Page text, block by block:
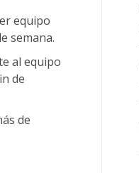
equipo
semana.
al equipo
de
de